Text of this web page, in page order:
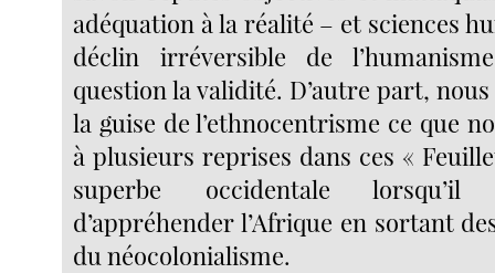
adéquation à la réalité – et sciences
déclin irréversible de
question la validité. D’autre part,
la guise de l’ethnocentrisme ce que
à plusieurs reprises dans ces «
superbe occidentale
d’appréhender l’Afrique en sortant
du néocolonialisme.